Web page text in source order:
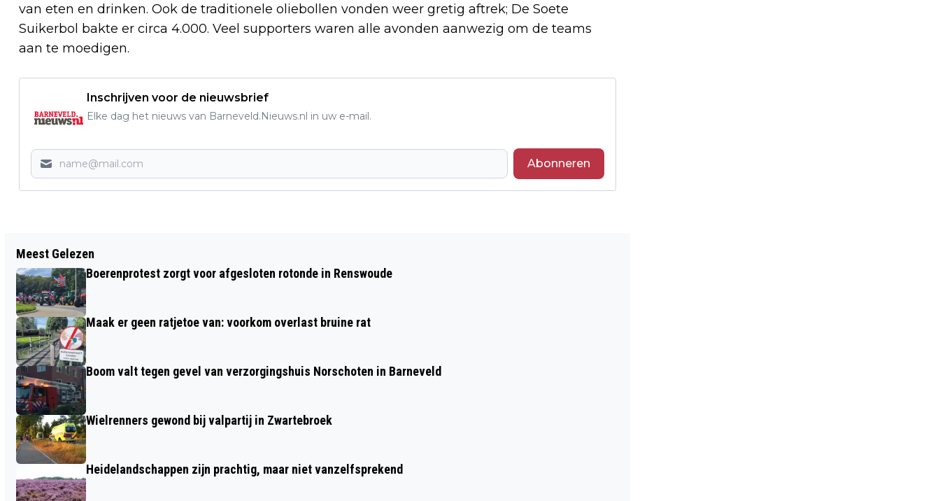
van eten en drinken. Ook de traditionele oliebollen vonden weer gretig aftrek; De Soete
Suikerbol bakte er circa 4.000. Veel supporters waren alle avonden aanwezig om de teams
aan te moedigen.
Inschrijven voor de nieuwsbrief
Elke dag het nieuws van Barneveld.Nieuws.nl in uw e-mail.
Abonneren
EXTRA LATE RITTEN TIJDENS
KONINGSNACHT OP TREINTRAJECT
AMERSFOORT - EDE-WAGENINGEN
OP DE SCHUURMANSKAMP IN LUNTEREN
Meest Gelezen
Boerenprotest zorgt voor afgesloten rotonde in Renswoude
Maak er geen ratjetoe van: voorkom overlast bruine rat
Boom valt tegen gevel van verzorgingshuis Norschoten in Barneveld
Wielrenners gewond bij valpartij in Zwartebroek
Heidelandschappen zijn prachtig, maar niet vanzelfsprekend